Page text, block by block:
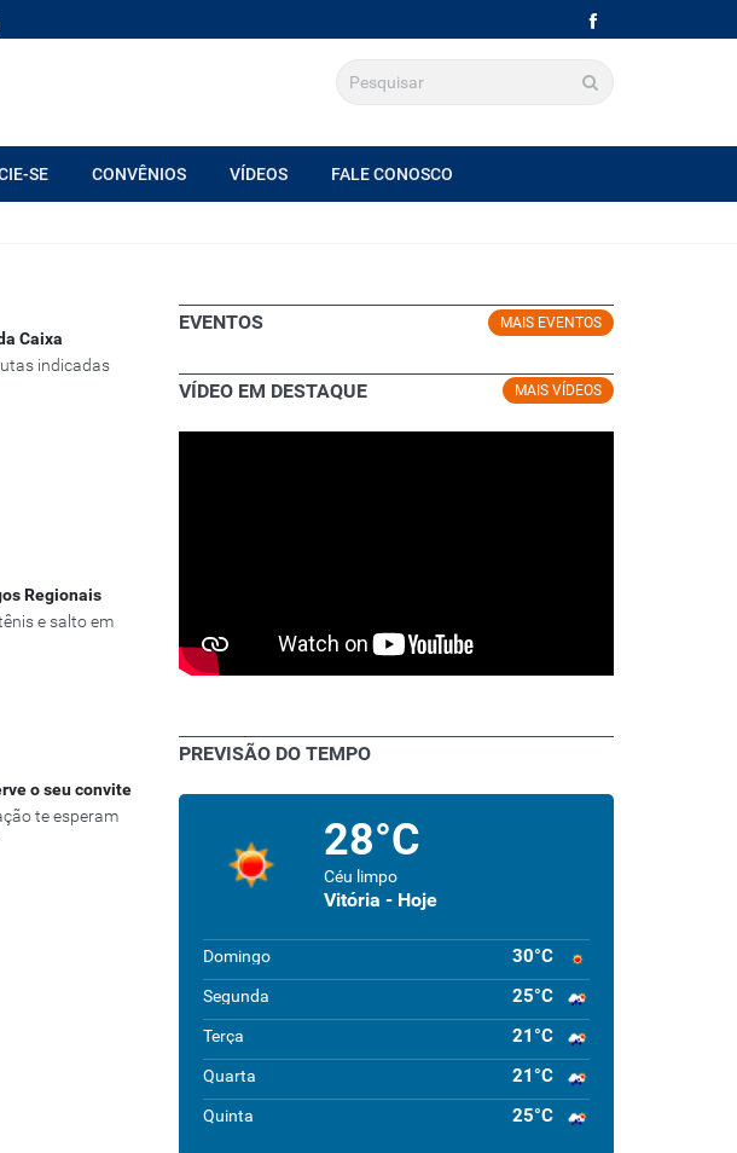
SE CONVÊNIOS VÍDEOS FALE CONOSCO
Caixa
indicadas
Regionais
e salto em
o seu convite
te esperam
MAIS EVENTOS
EVENTOS
MAIS VÍDEOS
VÍDEO EM DESTAQUE
PREVISÃO DO TEMPO
28°C
Céu limpo
Vitória - Hoje
Domingo 30°C
Segunda 25°C
Terça 21°C
Quarta 21°C
Quinta 25°C